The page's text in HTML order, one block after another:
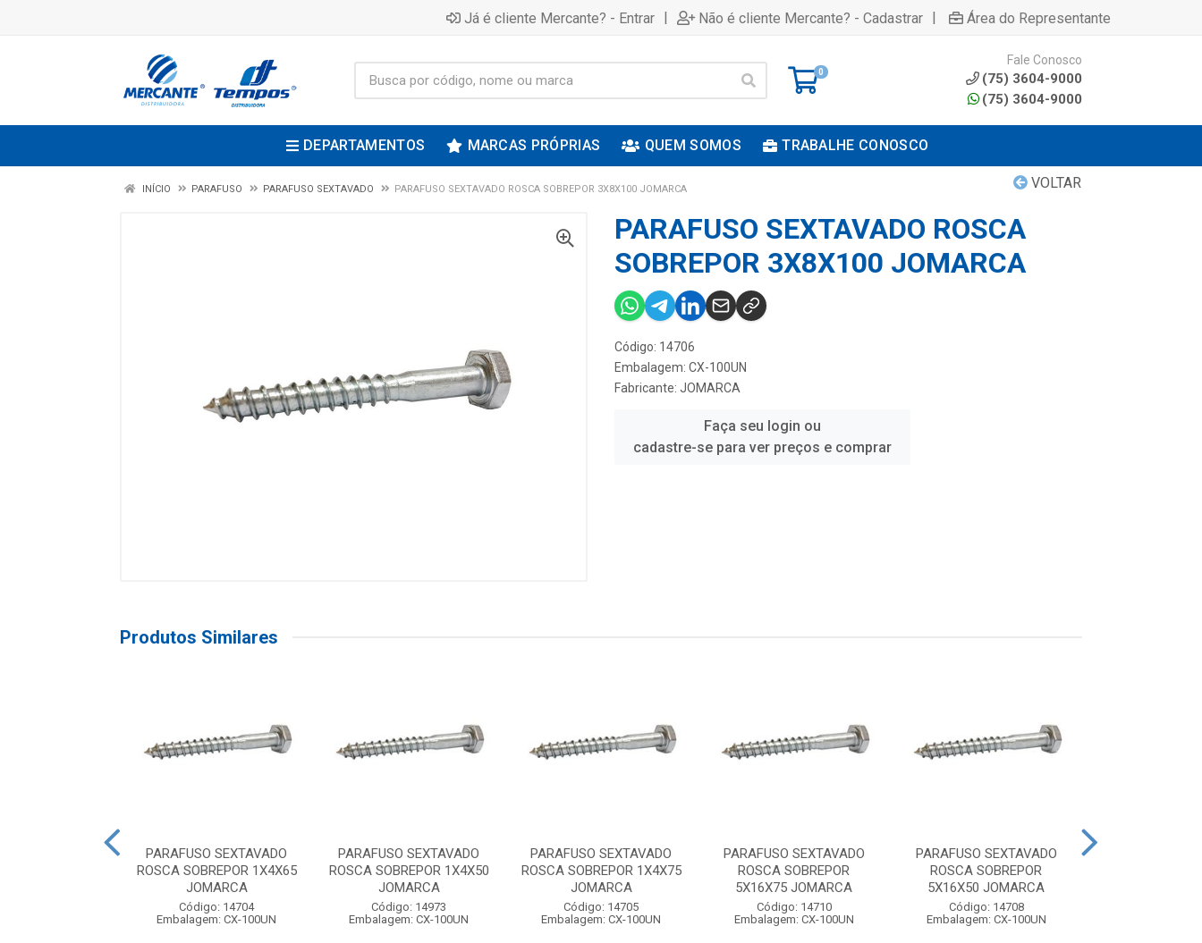
Já é cliente Mercante? - Entrar | Não é cliente Mercante? - Cadastrar | Área do Representante
0
Fale Conosco
(75) 3604-9000
(75) 3604-9000
DEPARTAMENTOS MARCAS PRÓPRIAS QUEM SOMOS TRABALHE CONOSCO
VOLTAR
INÍCIO PARAFUSO PARAFUSO SEXTAVADO PARAFUSO SEXTAVADO ROSCA SOBREPOR 3X8X100 JOMARCA
PARAFUSO SEXTAVADO ROSCA
SOBREPOR 3X8X100 JOMARCA
Código: 14706
Embalagem: CX-100UN
Fabricante: JOMARCA
Faça seu login ou
cadastre-se para ver preços e comprar
Produtos Similares
PARAFUSO SEXTAVADO
ROSCA SOBREPOR 1X4X65
JOMARCA
Código: 14704
Embalagem: CX-100UN
PARAFUSO SEXTAVADO
ROSCA SOBREPOR 1X4X50
JOMARCA
Código: 14973
Embalagem: CX-100UN
PARAFUSO SEXTAVADO
ROSCA SOBREPOR 1X4X75
JOMARCA
Código: 14705
Embalagem: CX-100UN
PARAFUSO SEXTAVADO
ROSCA SOBREPOR
5X16X75 JOMARCA
Código: 14710
Embalagem: CX-100UN
PARAFUSO SEXTAVADO
ROSCA SOBREPOR
5X16X50 JOMARCA
Código: 14708
Embalagem: CX-100UN